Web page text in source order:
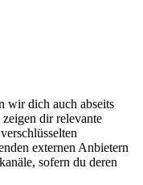
dich auch abseits
dir relevante
externen Anbietern
sofern du deren